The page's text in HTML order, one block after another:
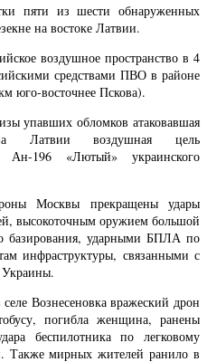
пяти из шести обнаруженных
на востоке Латвии.
воздушное пространство в 4
средствами ПВО в районе
юго-восточнее Пскова).
упавших обломков атаковавшая
Латвии воздушная цель
196 «Лютый» украинского
Москвы прекращены удары
высокоточным оружием большой
базирования, ударными БПЛА по
инфраструктуры, связанными с
Вознесеновка вражеский дрон
погибла женщина, ранены
беспилотника по легковому
Также мирных жителей ранило в